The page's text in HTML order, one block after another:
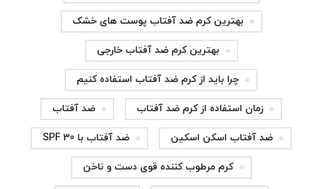
بهترین کرم ضد آفتاب پوست های خشک
بهترین کرم ضد آفتاب خارجی
چرا باید از کرم ضد آفتاب استفاده کنیم
زمان استفاده از کرم ضد آفتاب ضد آفتاب
ضد آفتاب اسکن اسکین ضد آفتاب با SPF 30
کرم مرطوب کننده قوی دست و ناخن